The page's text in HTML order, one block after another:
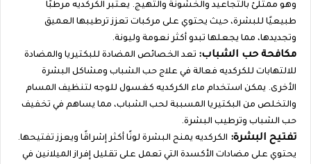
وهو ممتلئ بالتجاعيد والخشونة والتهيج. يعتبر الكركديه مرطبًا
طبيعيًا للبشرة، حيث يحتوي على مركبات تعزز ترطيبها العميق
وتجديدها، مما يجعلها تبدو أكثر نعومة وليونة.
مكافحة حب الشباب: تعد الخصائص المضادة للبكتيريا والمضادة
للالتهابات للكركديه فعالة في علاج حب الشباب ومشاكل البشرة
الأخرى. يمكن استخدام ماء الكركديه كغسول للوجه لتنظيف المسام
والتخلص من البكتيريا المسببة لحب الشباب، مما يساهم في تخفيف
حب الشباب وترطيب البشرة.
تفتيح البشرة: الكركديه يمنح البشرة لونًا أكثر إشراقًا ويعزز تفتيحها.
يحتوي على مضادات الأكسدة التي تعمل على تقليل إفراز الميلانين في